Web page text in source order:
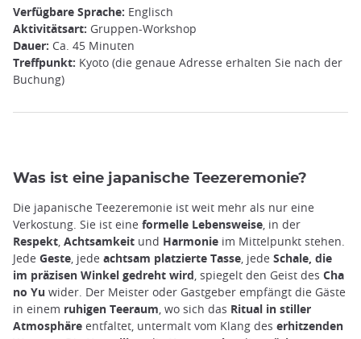
Verfügbare Sprache: Englisch
Aktivitätsart: Gruppen-Workshop
Dauer: Ca. 45 Minuten
Treffpunkt: Kyoto (die genaue Adresse erhalten Sie nach der
Buchung)
Was ist eine japanische Teezeremonie?
Die japanische Teezeremonie ist weit mehr als nur eine
Verkostung. Sie ist eine formelle Lebensweise, in der
Respekt, Achtsamkeit und Harmonie im Mittelpunkt stehen.
Jede Geste, jede achtsam platzierte Tasse, jede Schale, die
im präzisen Winkel gedreht wird, spiegelt den Geist des Cha
no Yu wider. Der Meister oder Gastgeber empfängt die Gäste
in einem ruhigen Teeraum, wo sich das Ritual in stiller
Atmosphäre entfaltet, untermalt vom Klang des erhitzenden